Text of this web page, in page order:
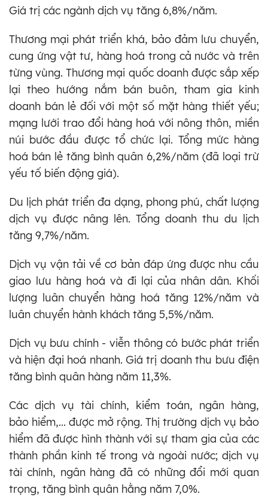
Giá trị các ngành dịch vụ tăng 6,8%/năm.
Thương mại phát triển khá, bảo đảm lưu chuyển,
cung ứng vật tư, hàng hoá trong cả nước và trên
từng vùng. Thương mại quốc doanh được sắp xếp
lại theo hướng nắm bán buôn, tham gia kinh
doanh bán lẻ đối với một số mặt hàng thiết yếu;
mạng lưới trao đổi hàng hoá với nông thôn, miền
núi bước đầu được tổ chức lại. Tổng mức hàng
hoá bán lẻ tăng bình quân 6,2%/năm (đã loại trừ
yếu tố biến động giá).
Du lịch phát triển đa dạng, phong phú, chất lượng
dịch vụ được nâng lên. Tổng doanh thu du lịch
tăng 9,7%/năm.
Dịch vụ vận tải về cơ bản đáp ứng được nhu cầu
giao lưu hàng hoá và đi lại của nhân dân. Khối
lượng luân chuyển hàng hoá tăng 12%/năm và
luân chuyển hành khách tăng 5,5%/năm.
Dịch vụ bưu chính - viễn thông có bước phát triển
và hiện đại hoá nhanh. Giá trị doanh thu bưu điện
tăng bình quân hàng năm 11,3%.
Các dịch vụ tài chính, kiểm toán, ngân hàng,
bảo hiểm,... được mở rộng. Thị trường dịch vụ bảo
hiểm đã được hình thành với sự tham gia của các
thành phần kinh tế trong và ngoài nước; dịch vụ
tài chính, ngân hàng đã có những đổi mới quan
trọng, tăng bình quân hằng năm 7,0%.